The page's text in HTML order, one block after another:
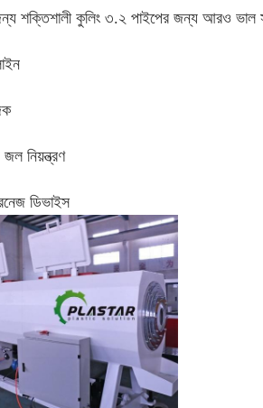
শক্তিশালী কুলিং ৩.২ পাইপের জন্য আরও ভাল
জল নিয়ন্ত্রণ
ডিভাইস